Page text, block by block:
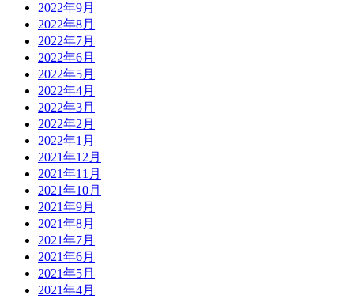
2022年9月
2022年8月
2022年7月
2022年6月
2022年5月
2022年4月
2022年3月
2022年2月
2022年1月
2021年12月
2021年11月
2021年10月
2021年9月
2021年8月
2021年7月
2021年6月
2021年5月
2021年4月